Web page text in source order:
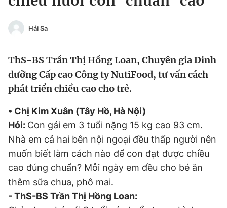
Chào ngày mới
Tin thị trường Tin 360
Video
Sản phẩm khác
Tiện ích Bạn cần biết
Thông tin tòa soạn
Hải Sa
ThS-BS Trần Thị Hồng Loan, Chuyên gia Dinh
dưỡng Cấp cao Công ty NutiFood, tư vấn cách
phát triển chiều cao cho trẻ.
• Chị Kim Xuân (Tây Hồ, Hà Nội)
Hỏi: Con gái em 3 tuổi nặng 15 kg cao 93 cm.
Nhà em cả hai bên nội ngoại đều thấp người nên
muốn biết làm cách nào để con đạt được chiều
cao đúng chuẩn? Mỗi ngày em đều cho bé ăn
thêm sữa chua, phô mai.
- ThS-BS Trần Thị Hồng Loan: